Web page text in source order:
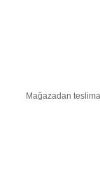
Mağazadan